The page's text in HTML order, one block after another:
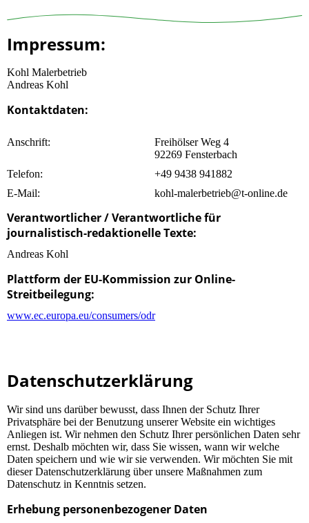
Impressum:
Kohl Malerbetrieb
Andreas Kohl
Kontaktdaten:
Anschrift:
Freihölser Weg 4
92269 Fensterbach
Telefon:
+49 9438 941882
E-Mail:
kohl-malerbetrieb@t-online.de
Verantwortlicher / Verantwortliche für
journalistisch-redaktionelle Texte:
Andreas Kohl
Plattform der EU-Kommission zur Online-
Streitbeilegung:
www.ec.europa.eu/consumers/odr
Datenschutz­erklärung
Wir sind uns darüber bewusst, dass Ihnen der Schutz Ihrer
Privatsphäre bei der Benutzung unserer Website ein wichtiges
Anliegen ist. Wir nehmen den Schutz Ihrer persönlichen Daten sehr
ernst. Deshalb möchten wir, dass Sie wissen, wann wir welche
Daten speichern und wie wir sie verwenden. Wir möchten Sie mit
dieser Datenschutzerklärung über unsere Maßnahmen zum
Datenschutz in Kenntnis setzen.
Erhebung personenbezogener Daten